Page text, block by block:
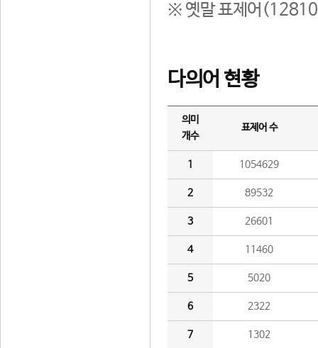
※ 옛말 표제어(12810
다의어 현황
의미
개수
표제어 수
1 1054629
2 89532
3 26601
4 11460
5 5020
6 2322
7 1302